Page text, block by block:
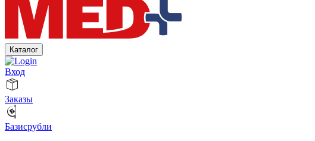
Каталог
Вход
Заказы
Базисрубли